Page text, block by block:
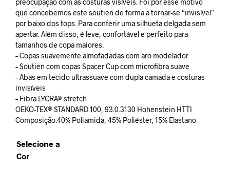
preocupação com as costuras visíveis. Foi por esse motivo
que concebemos este soutien de forma a tornar-se “invisível”
por baixo dos tops. Para conferir uma silhueta delgada sem
apertar. Além disso, é leve, confortável e perfeito para
tamanhos de copa maiores.
– Copas suavemente almofadadas com aro modelador
– Soutien com copas Spacer Cup com microfibra suave
– Abas em tecido ultrassuave com dupla camada e costuras
invisíveis
– Fibra LYCRA® stretch
OEKO-TEX® STANDARD 100, 93.0.3130 Hohenstein HTTI
Composição:40% Poliamida, 45% Poliéster, 15% Elastano
Selecione a
Cor